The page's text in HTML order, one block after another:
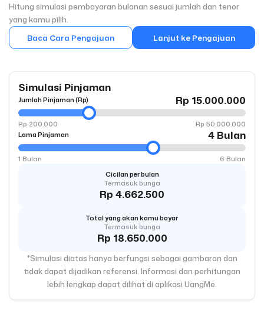
Hitung simulasi pembayaran bulanan sesuai jumlah dan tenor
yang kamu pilih.
Baca Cara Pengajuan
Lanjut ke Pengajuan
Simulasi Pinjaman
Jumlah Pinjaman (Rp) Rp 15.000.000
Rp 200.000
Rp 50.000.000
Lama Pinjaman
4 Bulan
1 Bulan
6 Bulan
Cicilan per bulan
Termasuk bunga
Rp 4.662.500
Total yang akan kamu bayar
Termasuk bunga
Rp 18.650.000
*Simulasi diatas hanya berfungsi sebagai gambaran dan
tidak dapat dijadikan referensi. Informasi dan perhitungan
lebih lengkap dapat dilihat di aplikasi UangMe.